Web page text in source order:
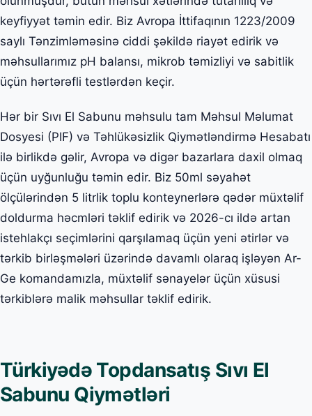
keyfiyyət təmin edir. Biz Avropa İttifaqının 1223/2009
saylı Tənzimləməsinə ciddi şəkildə riayət edirik və
məhsullarımız pH balansı, mikrob təmizliyi və sabitlik
üçün hərtərəfli testlərdən keçir.
Hər bir Sıvı El Sabunu məhsulu tam Məhsul Məlumat
Dosyesi (PIF) və Təhlükəsizlik Qiymətləndirmə Hesabatı
ilə birlikdə gəlir, Avropa və digər bazarlara daxil olmaq
üçün uyğunluğu təmin edir. Biz 50ml səyahət
ölçülərindən 5 litrlik toplu konteynerlərə qədər müxtəlif
doldurma həcmləri təklif edirik və 2026-cı ildə artan
istehlakçı seçimlərini qarşılamaq üçün yeni ətirlər və
tərkib birləşmələri üzərində davamlı olaraq işləyən Ar-
Ge komandamızla, müxtəlif sənayelər üçün xüsusi
tərkiblərə malik məhsullar təklif edirik.
Türkiyədə Topdansatış Sıvı El
Sabunu Qiymətləri